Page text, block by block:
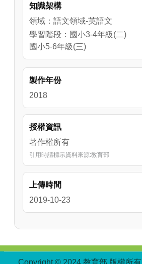
知識架構
領域：語文領域-英語文
學習階段：國小3-4年級(二)
國小5-6年級(三)
製作年份
2018
授權資訊
著作權所有
引用時請標示資料來源:教育部
上傳時間
2019-10-23
Copyright © 2024 教育部 版權所有